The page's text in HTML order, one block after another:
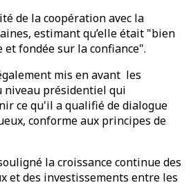
de la coopération avec la
estimant qu’elle était "bien
fondée sur la confiance".
mis en avant les
niveau présidentiel qui
ce qu'il a qualifié de dialogue
conforme aux principes de
la croissance continue des
et des investissements entre les